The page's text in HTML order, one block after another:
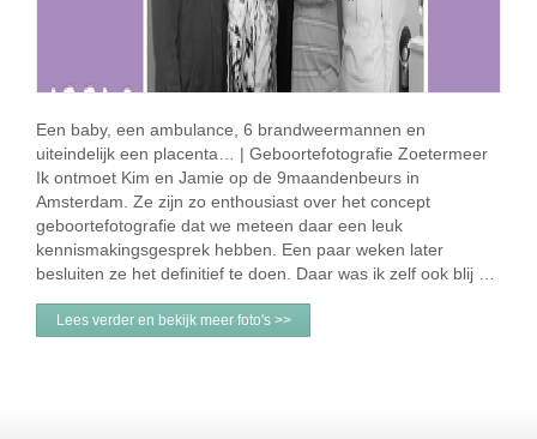
Een baby, een ambulance, 6 brandweermannen en
uiteindelijk een placenta… | Geboortefotografie Zoetermeer
Ik ontmoet Kim en Jamie op de 9maandenbeurs in
Amsterdam. Ze zijn zo enthousiast over het concept
geboortefotografie dat we meteen daar een leuk
kennismakingsgesprek hebben. Een paar weken later
besluiten ze het definitief te doen. Daar was ik zelf ook blij …
Lees verder en bekijk meer foto's >>